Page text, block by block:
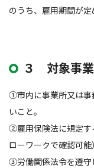
のうち、雇用期間が定
３ 対象事
①市内に事業所又は事
いこと。
②雇用保険法に規定す
ローワークで確認可能）
③労働関係法令を遵守